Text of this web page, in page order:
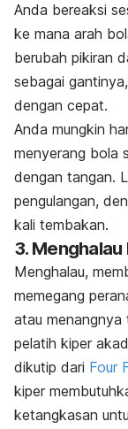
Anda bereaksi
ke mana arah
berubah pikiran
sebagai
dengan cepat.
Anda mungkin
menyerang bola
dengan tangan.
pengulangan,
kali tembakan.
3. Menghalau
Menghalau,
memegang
atau menangnya
pelatih kiper
dikutip dari Four
kiper
ketangkasan